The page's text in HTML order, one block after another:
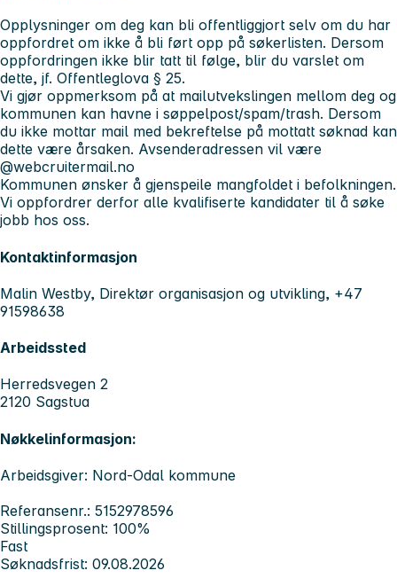
Opplysninger om deg kan bli offentliggjort selv om du har
oppfordret om ikke å bli ført opp på søkerlisten. Dersom
oppfordringen ikke blir tatt til følge, blir du varslet om
dette, jf. Offentleglova § 25.
Vi gjør oppmerksom på at mailutvekslingen mellom deg og
kommunen kan havne i søppelpost/spam/trash. Dersom
du ikke mottar mail med bekreftelse på mottatt søknad kan
dette være årsaken. Avsenderadressen vil være
@webcruitermail.no
Kommunen ønsker å gjenspeile mangfoldet i befolkningen.
Vi oppfordrer derfor alle kvalifiserte kandidater til å søke
jobb hos oss.
Kontaktinformasjon
Malin Westby, Direktør organisasjon og utvikling, +47
91598638
Arbeidssted
Herredsvegen 2
2120 Sagstua
Nøkkelinformasjon:
Arbeidsgiver: Nord-Odal kommune
Referansenr.: 5152978596
Stillingsprosent: 100%
Fast
Søknadsfrist: 09.08.2026